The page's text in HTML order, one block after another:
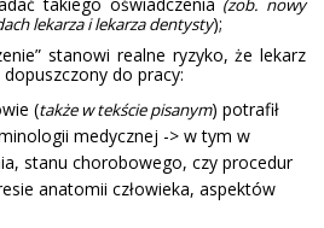
(zob. nowy
lekarza i lekarza dentysty);
stanowi realne ryzyko, że lekarz
do pracy:
(także w tekście pisanym) potrafił
medycznej -> w tym w
stanu chorobowego, czy procedur
anatomii człowieka, aspektów